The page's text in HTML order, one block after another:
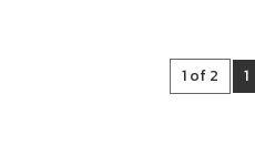
1 of 2 1